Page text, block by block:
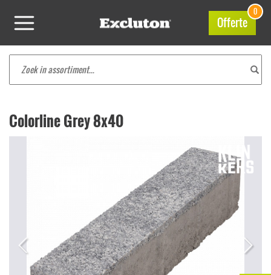
Offerte
0
Colorline Grey 8x40